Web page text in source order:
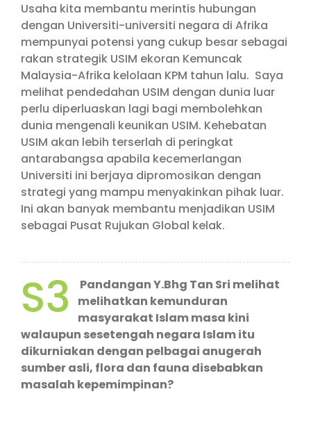
Usaha kita membantu merintis hubungan
dengan Universiti-universiti negara di Afrika
mempunyai potensi yang cukup besar sebagai
rakan strategik USIM ekoran Kemuncak
Malaysia-Afrika kelolaan KPM tahun lalu. Saya
melihat pendedahan USIM dengan dunia luar
perlu diperluaskan lagi bagi membolehkan
dunia mengenali keunikan USIM. Kehebatan
USIM akan lebih terserlah di peringkat
antarabangsa apabila kecemerlangan
Universiti ini berjaya dipromosikan dengan
strategi yang mampu menyakinkan pihak luar.
Ini akan banyak membantu menjadikan USIM
sebagai Pusat Rujukan Global kelak.
S3
Pandangan Y.Bhg Tan Sri melihat
melihatkan kemunduran
masyarakat Islam masa kini
walaupun sesetengah negara Islam itu
dikurniakan dengan pelbagai anugerah
sumber asli, flora dan fauna disebabkan
masalah kepemimpinan?